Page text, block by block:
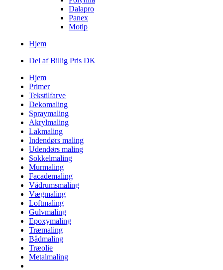
Dalapro
Panex
Motip
Hjem
Del af Billig Pris DK
Hjem
Primer
Tekstilfarve
Dekomaling
Spraymaling
Akrylmaling
Lakmaling
Indendørs maling
Udendørs maling
Sokkelmaling
Murmaling
Facademaling
Vådrumsmaling
Vægmaling
Loftmaling
Gulvmaling
Epoxymaling
Træmaling
Bådmaling
Træolie
Metalmaling